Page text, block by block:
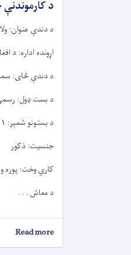
د کارموندنې
د دندې عنوان:
اړونده اداره: د
د دندې ځای:
د بست ډول:
د بستونو شمېر: ۱
جنسیت: ذکور
کاري وخت: پوره
د معاش . . .
Read more
د